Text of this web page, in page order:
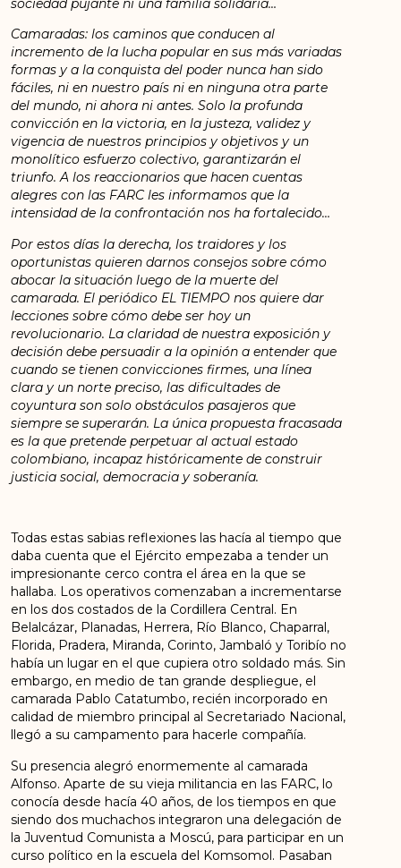
sociedad pujante ni una familia solidaria…
Camaradas: los caminos que conducen al
incremento de la lucha popular en sus más variadas
formas y a la conquista del poder nunca han sido
fáciles, ni en nuestro país ni en ninguna otra parte
del mundo, ni ahora ni antes. Solo la profunda
convicción en la victoria, en la justeza, validez y
vigencia de nuestros principios y objetivos y un
monolítico esfuerzo colectivo, garantizarán el
triunfo. A los reaccionarios que hacen cuentas
alegres con las FARC les informamos que la
intensidad de la confrontación nos ha fortalecido…
Por estos días la derecha, los traidores y los
oportunistas quieren darnos consejos sobre cómo
abocar la situación luego de la muerte del
camarada. El periódico EL TIEMPO nos quiere dar
lecciones sobre cómo debe ser hoy un
revolucionario. La claridad de nuestra exposición y
decisión debe persuadir a la opinión a entender que
cuando se tienen convicciones firmes, una línea
clara y un norte preciso, las dificultades de
coyuntura son solo obstáculos pasajeros que
siempre se superarán. La única propuesta fracasada
es la que pretende perpetuar al actual estado
colombiano, incapaz históricamente de construir
justicia social, democracia y soberanía.
Todas estas sabias reflexiones las hacía al tiempo que
daba cuenta que el Ejército empezaba a tender un
impresionante cerco contra el área en la que se
hallaba. Los operativos comenzaban a incrementarse
en los dos costados de la Cordillera Central. En
Belalcázar, Planadas, Herrera, Río Blanco, Chaparral,
Florida, Pradera, Miranda, Corinto, Jambaló y Toribío no
había un lugar en el que cupiera otro soldado más. Sin
embargo, en medio de tan grande despliegue, el
camarada Pablo Catatumbo, recién incorporado en
calidad de miembro principal al Secretariado Nacional,
llegó a su campamento para hacerle compañía.
Su presencia alegró enormemente al camarada
Alfonso. Aparte de su vieja militancia en las FARC, lo
conocía desde hacía 40 años, de los tiempos en que
siendo dos muchachos integraron una delegación de
la Juventud Comunista a Moscú, para participar en un
curso político en la escuela del Komsomol. Pasaban